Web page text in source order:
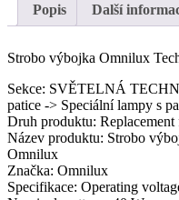
Popis Další
Strobo výbojka Omnilux
Sekce: SVĚTELNÁ
patice -> Speciální lampy s
Druh produktu: Replacement
Název produktu: Strobo
Omnilux
Značka: Omnilux
Specifikace: Operating